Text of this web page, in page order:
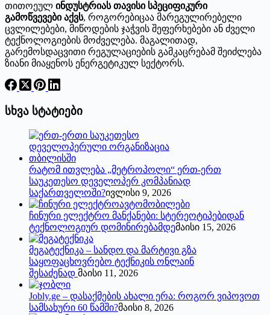
თითოეულ ინდუსტრიას თავისი სპეციფიკური
გამოწვევები აქვს, როგორებიცაა მარეგულირებელი
ცვლილებები, მიწოდების ჯაჭვის შეფერხებები ან ძველი
ტექნოლოგიების მოძველება. მაგალითად,
გარემოსდაცვითი რეგულაციების გამკაცრებამ შეიძლება
ზიანი მიაყენოს ენერგეტიკულ სექტორს.
სხვა სტატიები
რატომ ითვლება „მეტროპოლი“ ერთ-ერთ
საუკეთესო დეველოპერ კომპანიად
საქართველოში?ივლისი 9, 2026
ჩინური ელექტრო მანქანები: სტერეოტიპებიდან
ტექნოლოგიურ დომინირებამდემაისი 15, 2026
მეგატექნიკა – სანდო და მარტივი გზა
საყოფაცხოვრებო ტექნიკის ონლაინ
შესაძენად მაისი 11, 2026
Jobly.ge – დასაქმების ახალი ერა: როგორ ვიპოვოთ
სამსახური 60 წამში?მაისი 8, 2026